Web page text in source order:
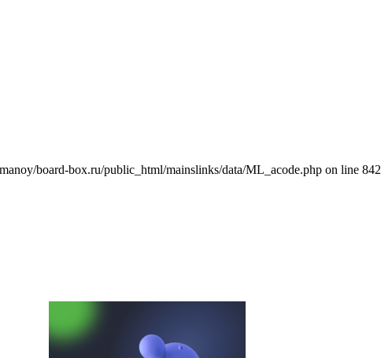
board-box.ru/public_html/mainslinks/data/ML_acode.php on line 842